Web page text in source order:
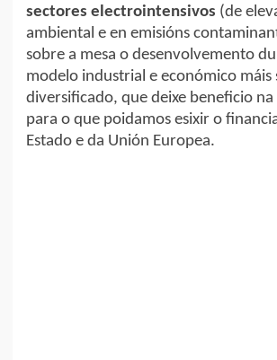
sectores electrointensivos (de
ambiental e en emisións
sobre a mesa o desenvolvemento
modelo industrial e económico máis
diversificado, que deixe beneficio na
para o que poidamos esixir o
Estado e da Unión Europea.